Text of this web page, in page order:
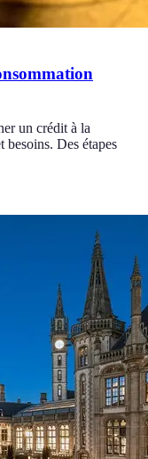
un crédit à la
besoins. Des étapes